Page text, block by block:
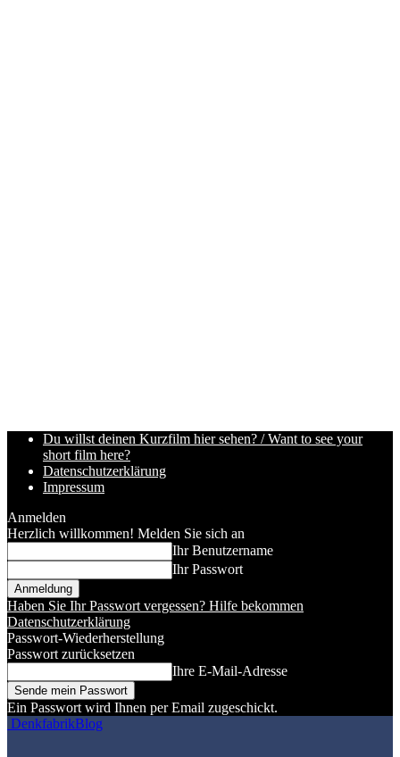
Du willst deinen Kurzfilm hier sehen? / Want to see your
short film here?
Datenschutzerklärung
Impressum
Anmelden
Herzlich willkommen! Melden Sie sich an
Ihr Benutzername
Ihr Passwort
Haben Sie Ihr Passwort vergessen? Hilfe bekommen
Datenschutzerklärung
Passwort-Wiederherstellung
Passwort zurücksetzen
Ihre E-Mail-Adresse
Ein Passwort wird Ihnen per Email zugeschickt.
DenkfabrikBlog